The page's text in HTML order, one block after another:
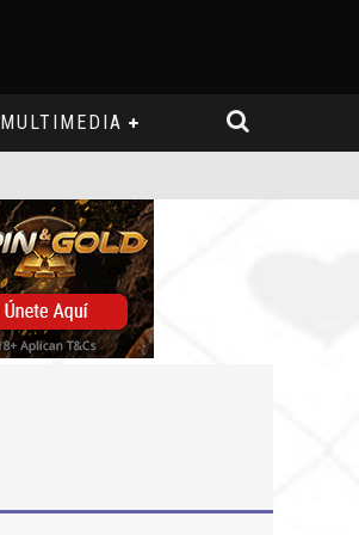
MULTIMEDIA